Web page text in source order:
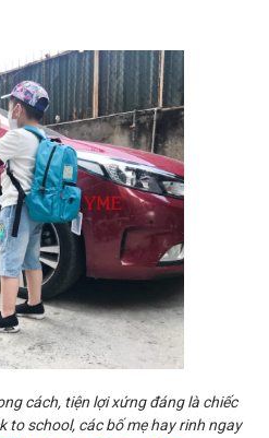
cách, tiện lợi xứng đáng là chiếc
to school, các bố mẹ hay rinh ngay